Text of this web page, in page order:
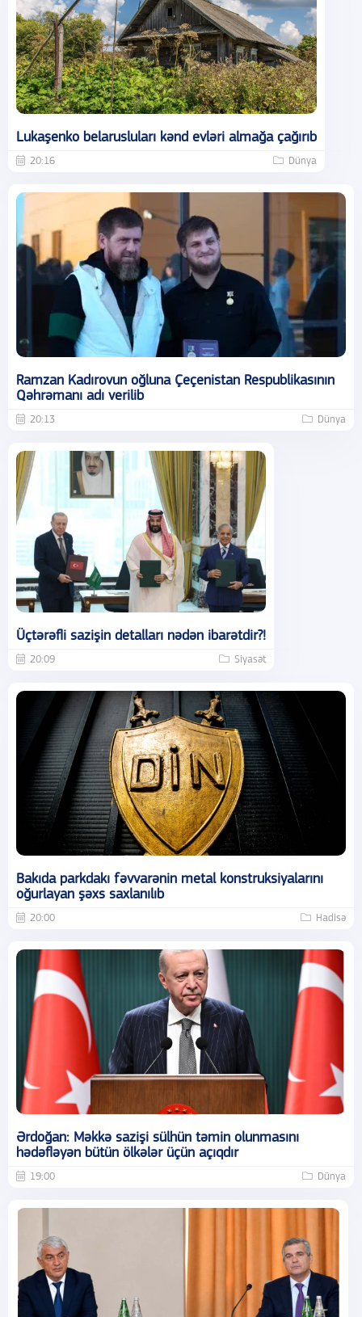
Lukaşenko belarusluları kənd evləri almağa çağırıb
20:16 Dünya
Ramzan Kadırovun oğluna Çeçenistan Respublikasının
Qəhrəmanı adı verilib
20:13 Dünya
Üçtərəfli sazişin detalları nədən ibarətdir?!
20:09 Siyasət
Bakıda parkdakı fəvvarənin metal konstruksiyalarını
oğurlayan şəxs saxlanılıb
20:00 Hadisə
Ərdoğan: Məkkə sazişi sülhün təmin olunmasını
hədəfləyən bütün ölkələr üçün açıqdır
19:00 Dünya